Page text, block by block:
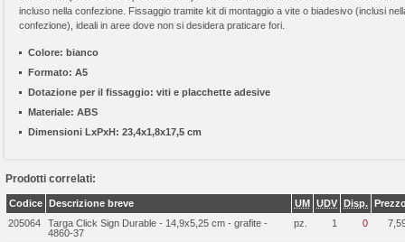
incluso nella confezione. Fissaggio tramite kit di montaggio a vite o biadesivo (inclusi
confezione), ideali in aree dove non si desidera praticare fori.
Colore: bianco
Formato: A5
Dotazione per il fissaggio: viti e placchette adesive
Materiale: ABS
Dimensioni LxPxH: 23,4x1,8x17,5 cm
Prodotti correlati:
Codice Descrizione breve UM UDV Disp.
205064
Targa Click Sign Durable - 14,9x5,25 cm - grafite -
4860-37
pz. 1 0